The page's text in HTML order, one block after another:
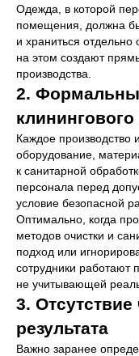
Одежда, в которой
помещения, должна
и храниться
на этом создают
производства.
2.
Каждое производство
оборудование,
к санитарной
персонала перед
условие безопасной
Оптимально, когда
методов очистки и
подход или
сотрудники работают
не учитывающей
3. Отсутствие
результата
Важно заранее